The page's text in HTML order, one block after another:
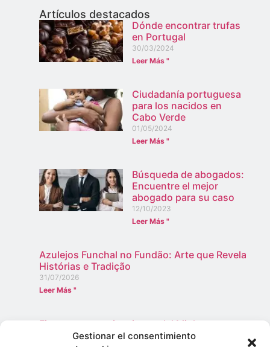
Gestionar el consentimiento
Artículos destacados
Dónde encontrar trufas
en Portugal
30/03/2024
Leer Más "
Ciudadanía portuguesa
para los nacidos en
Cabo Verde
01/05/2024
Leer Más "
Búsqueda de abogados:
Encuentre el mejor
abogado para su caso
12/10/2023
Leer Más "
Azulejos Funchal no Fundão: Arte que Revela
Histórias e Tradição
31/07/2026
Leer Más "
Fiestas y peregrinaciones del Minho en
Mirandela: tradición y viveza